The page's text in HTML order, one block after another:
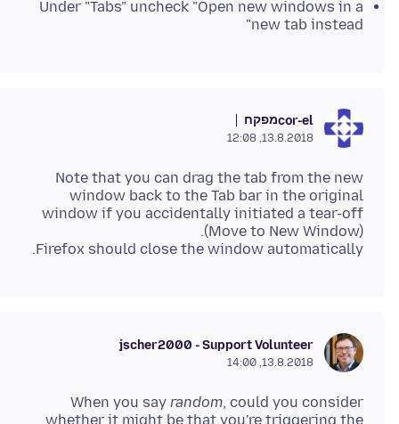
Under "Tabs" uncheck "Open new windows in a
new tab instead"
cor-elמפקח
13.8.2018, 12:08
Note that you can drag the tab from the new
window back to the Tab bar in the original
window if you accidentally initiated a tear-off
Firefox should close the window automatically.
jscher2000 - Support Volunteer
13.8.2018, 14:00
When you say random, could you consider
whether it might be that you're triggering the